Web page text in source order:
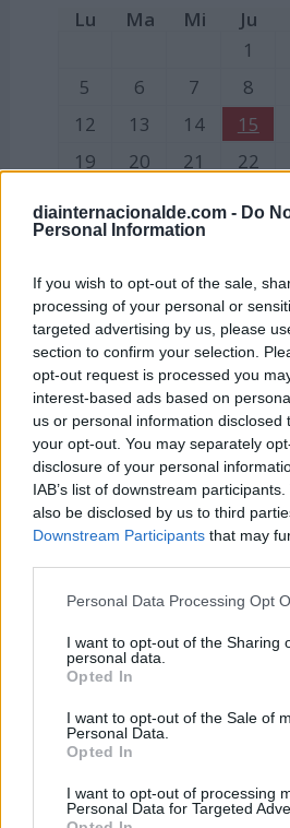
diainternacionalde.com - Do
Personal Information
If you wish to opt-out of the sale,
processing of your personal or
targeted advertising by us, please
section to confirm your selection.
opt-out request is processed you
interest-based ads based on
us or personal information disclosed
your opt-out. You may separately
disclosure of your personal
IAB’s list of downstream
also be disclosed by us to third
Downstream Participants that may
Personal Data Processing Opt
I want to opt-out of the Sharing
personal data.
Opted In
I want to opt-out of the Sale of
Personal Data.
Opted In
I want to opt-out of processing
Personal Data for Targeted
Lu Ma Mi Ju
1
5
6 7 8
12
13 14 15
19
20 21 22
15:Festividad de la Asunción de
Lu Ma Mi Ju
2
3 4 5
9
10 11 12
16
17 18 19
23
24 25 26
30
Octubre
Lu Ma
1
2 3
7
14
15 16 17